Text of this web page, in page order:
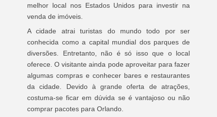
melhor local nos Estados Unidos para investir na
venda de imóveis.
A cidade atrai turistas do mundo todo por ser
conhecida como a capital mundial dos parques de
diversões. Entretanto, não é só isso que o local
oferece. O visitante ainda pode aproveitar para fazer
algumas compras e conhecer bares e restaurantes
da cidade. Devido à grande oferta de atrações,
costuma-se ficar em dúvida se é vantajoso ou não
comprar pacotes para Orlando.